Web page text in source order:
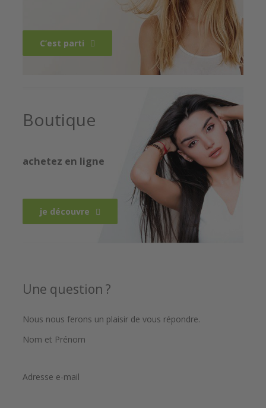
C’est parti
Boutique
achetez en ligne
je découvre
Une question ?
Nous nous ferons un plaisir de vous répondre.
Nom et Prénom
Adresse e-mail